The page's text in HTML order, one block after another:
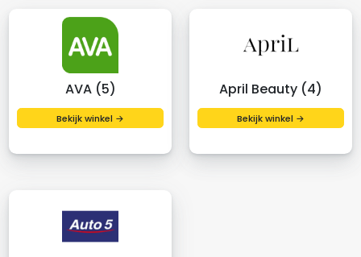
AVA (5)
Bekijk winkel →
April Beauty (4)
Bekijk winkel →